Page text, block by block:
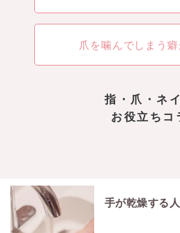
爪を噛んでしまう
指・爪・ネ
お役立ちコ